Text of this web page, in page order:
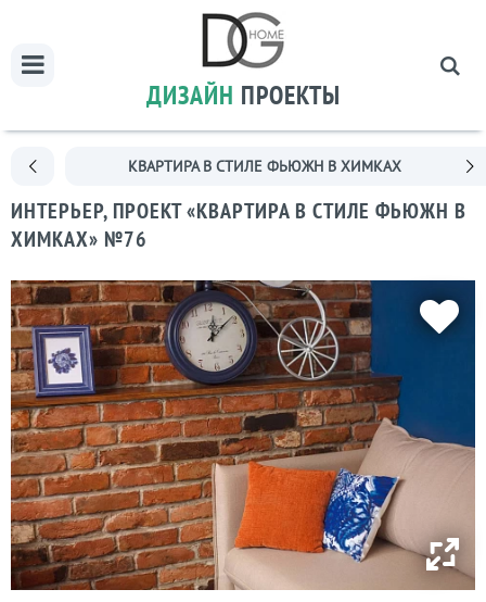
ДИЗАЙН ПРОЕКТЫ
КВАРТИРА В СТИЛЕ ФЬЮЖН В ХИМКАХ
ИНТЕРЬЕР, ПРОЕКТ «КВАРТИРА В СТИЛЕ ФЬЮЖН В
ХИМКАХ» №76